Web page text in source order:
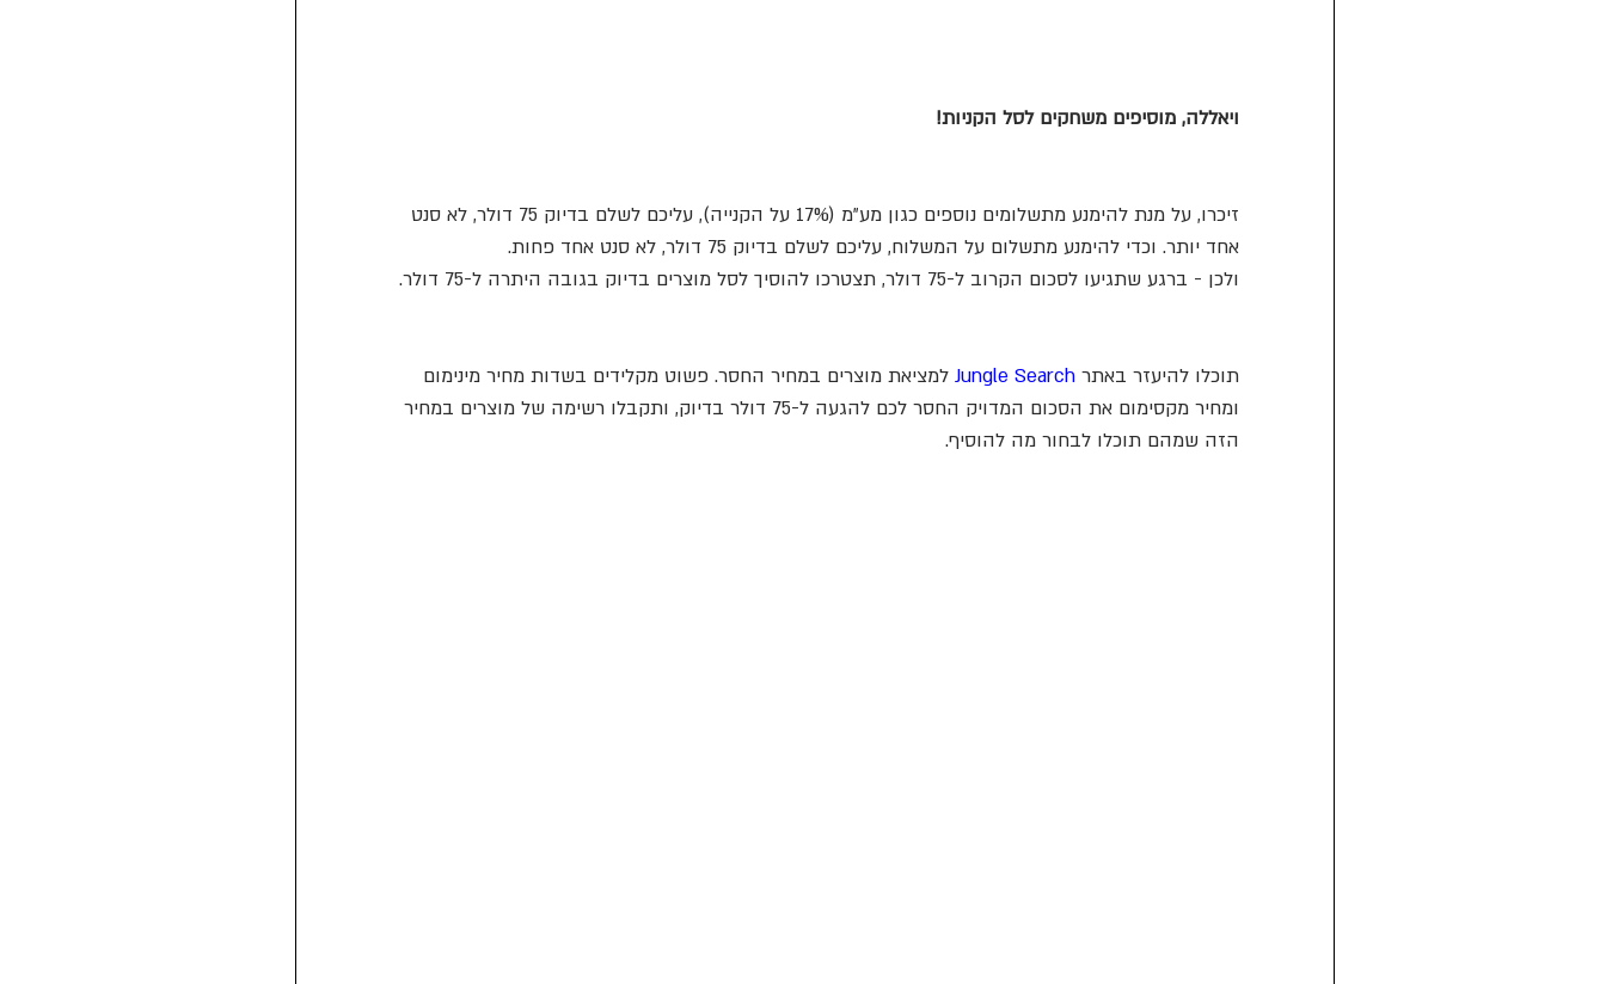
ויאללה, מוסיפים משחקים לסל הקניות!
זיכרו, על מנת להימנע מתשלומים נוספים כגון מע"מ (17% על הקנייה), עליכם לשלם בדיוק 75 דולר, לא סנט
אחד יותר. וכדי להימנע מתשלום על המשלוח, עליכם לשלם בדיוק 75 דולר, לא סנט אחד פחות.
ולכן - ברגע שתגיעו לסכום הקרוב ל-75 דולר, תצטרכו להוסיך לסל מוצרים בדיוק בגובה היתרה ל-75 דולר.
תוכלו להיעזר באתר Jungle Search למציאת מוצרים במחיר החסר. פשוט מקלידים בשדות מחיר מינימום
ומחיר מקסימום את הסכום המדויק החסר לכם להגעה ל-75 דולר בדיוק, ותקבלו רשימה של מוצרים במחיר
הזה שמהם תוכלו לבחור מה להוסיף.